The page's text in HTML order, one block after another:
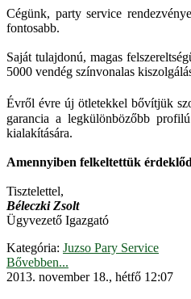
Cégünk, party service
fontosabb.
Saját tulajdonú, magas
5000 vendég színvonalas
Évről évre új ötletekkel bővítjük
garancia a legkülönbözőbb
kialakítására.
Amennyiben felkeltettük
Tisztelettel,
Béleczki Zsolt
Ügyvezető Igazgató
Kategória: Juzso Pary Service
Bővebben...
2013. november 18., hétfő 12:07